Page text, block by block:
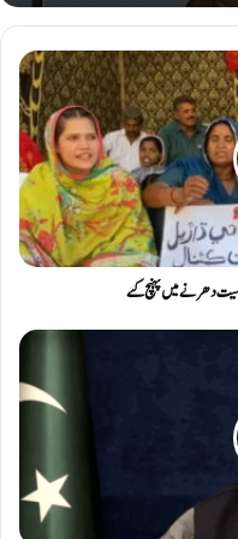
سمیت دھرنے میں پہنچ گئے